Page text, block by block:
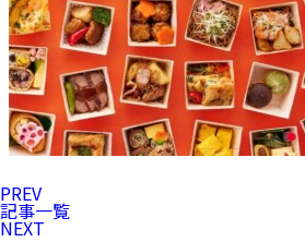
PREV
記事一覧
NEXT